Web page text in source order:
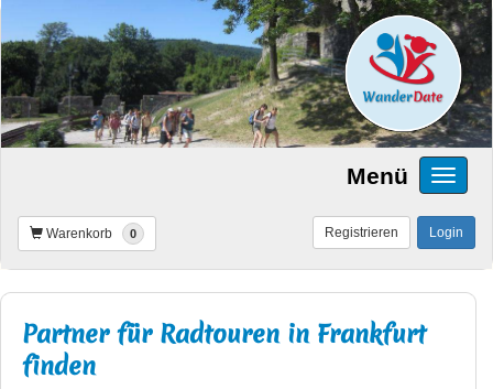
Menü
Warenkorb 0 Login
Registrieren
Partner für Radtouren in Frankfurt
finden